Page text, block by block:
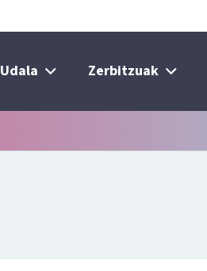
Udala Zerbitzuak